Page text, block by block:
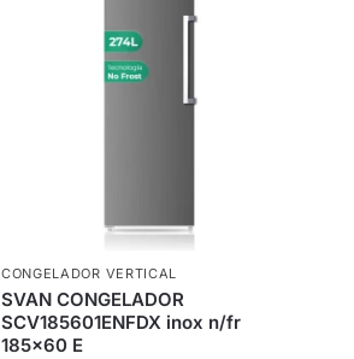
CONGELADOR VERTICAL
SVAN CONGELADOR
SCV185601ENFDX inox n/fr
185×60 E